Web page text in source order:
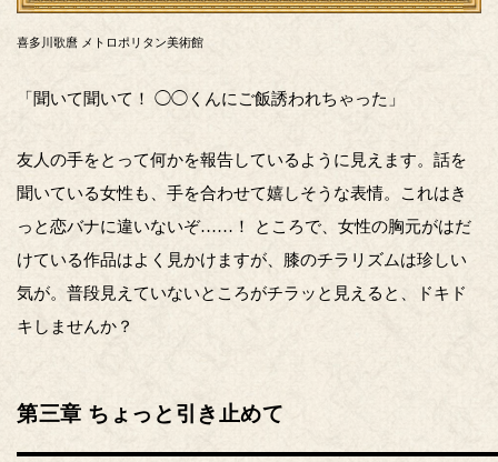
喜多川歌麿 メトロポリタン美術館
「聞いて聞いて！ ◯◯くんにご飯誘われちゃった」
友人の手をとって何かを報告しているように見えます。話を
聞いている女性も、手を合わせて嬉しそうな表情。これはき
っと恋バナに違いないぞ……！ ところで、女性の胸元がはだ
けている作品はよく見かけますが、膝のチラリズムは珍しい
気が。普段見えていないところがチラッと見えると、ドキド
キしませんか？
第三章 ちょっと引き止めて